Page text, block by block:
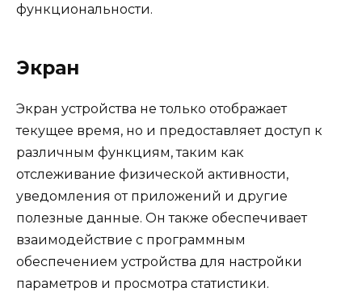
функциональности.
Экран
Экран устройства не только отображает
текущее время, но и предоставляет доступ к
различным функциям, таким как
отслеживание физической активности,
уведомления от приложений и другие
полезные данные. Он также обеспечивает
взаимодействие с программным
обеспечением устройства для настройки
параметров и просмотра статистики.